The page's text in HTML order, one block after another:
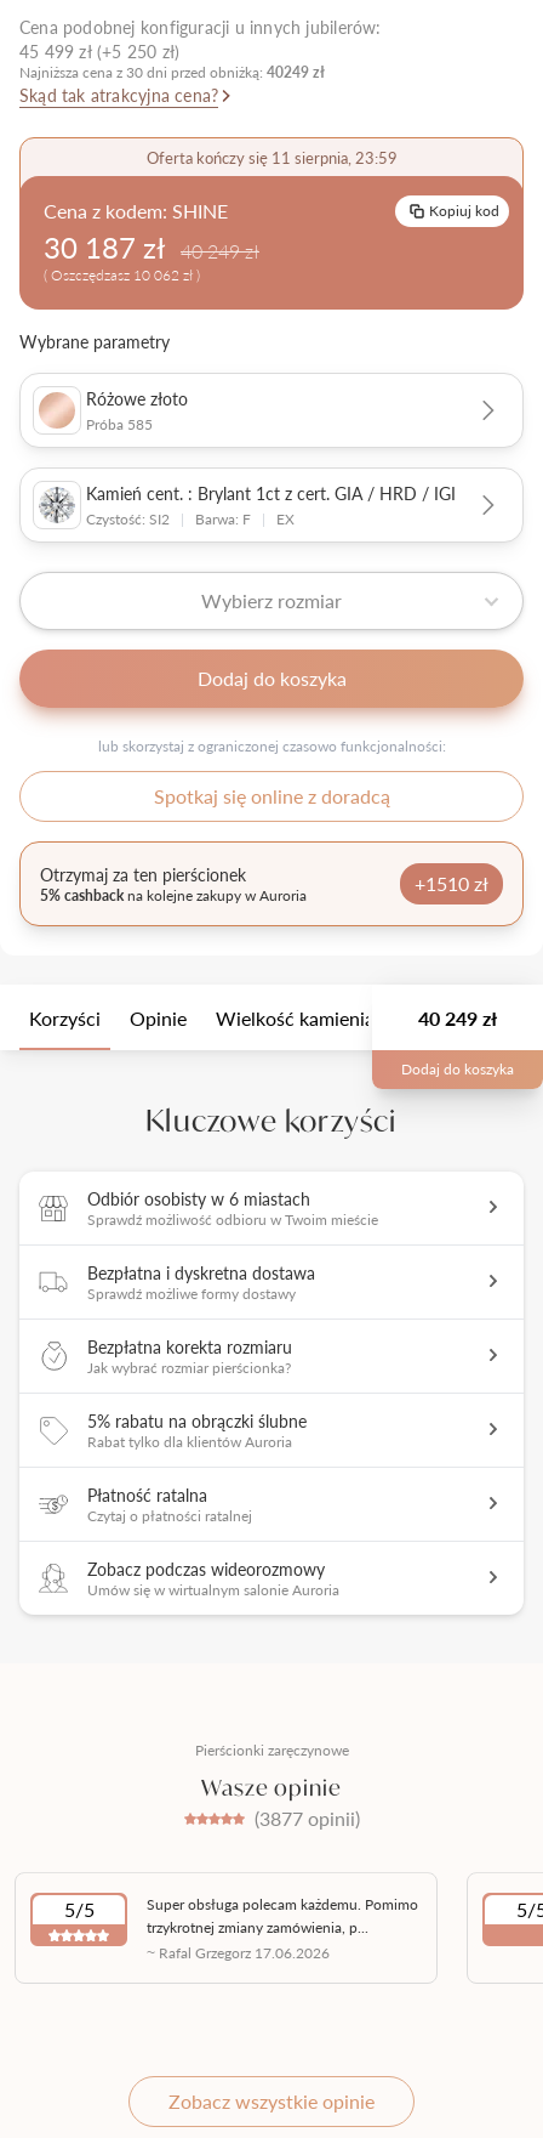
Pielęgnacja biżuterii
Cena podobnej konfiguracji u innych jubilerów:
45 499 zł (+5 250 zł)
Najniższa cena z 30 dni przed obniżką: 40249 zł
Skąd tak atrakcyjna cena?
Oferta kończy się 11 sierpnia, 23:59
Cena z kodem: SHINE Kopiuj kod
30 187 zł 40 249 zł
( Oszczędzasz 10 062 zł )
Wybrane parametry
Różowe złoto
Próba 585
Kamień cent. : Brylant 1ct z cert. GIA / HRD / IGI
Czystość: SI2 | Barwa: F | EX
Wybierz rozmiar
Dodaj do koszyka
lub skorzystaj z ograniczonej czasowo funkcjonalności:
Spotkaj się online z doradcą
Otrzymaj za ten pierścionek
5% cashbackna kolejne zakupy w Auroria +1510 zł
Korzyści Opinie Wielkość kamienia Opis
40 249 zł
Dodaj do koszyka
Kluczowe korzyści
Odbiór osobisty w 6 miastach
Sprawdź możliwość odbioru w Twoim mieście
Bezpłatna i dyskretna dostawa
Sprawdź możliwe formy dostawy
Bezpłatna korekta rozmiaru
Jak wybrać rozmiar pierścionka?
5% rabatu na obrączki ślubne
Rabat tylko dla klientów Auroria
Płatność ratalna
Czytaj o płatności ratalnej
Zobacz podczas wideorozmowy
Umów się w wirtualnym salonie Auroria
Pierścionki zaręczynowe
Wasze opinie
(3877 opinii)
5/5
Super obsługa polecam każdemu. Pomimo
trzykrotnej zmiany zamówienia, p...
~ Rafal Grzegorz 17.06.2026
5/
Zobacz wszystkie opinie